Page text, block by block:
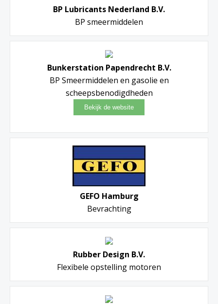
BP Lubricants Nederland B.V.
BP smeermiddelen
Bunkerstation Papendrecht B.V.
BP Smeermiddelen en gasolie en
scheepsbenodigdheden
GEFO Hamburg
Bevrachting
Rubber Design B.V.
Flexibele opstelling motoren